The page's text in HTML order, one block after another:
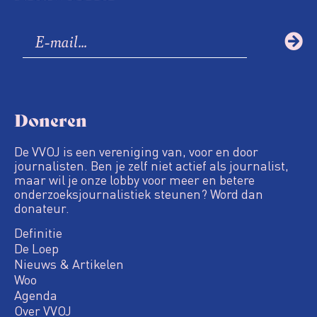
Doneren
De VVOJ is een vereniging van, voor en door
journalisten. Ben je zelf niet actief als journalist,
maar wil je onze lobby voor meer en betere
onderzoeksjournalistiek steunen? Word dan
donateur.
Definitie
De Loep
Nieuws & Artikelen
Woo
Agenda
Over VVOJ